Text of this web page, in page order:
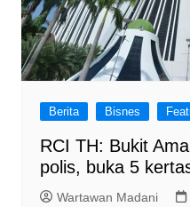
Berita Bisnes
RCI TH: Bukit
polis, buka 5
Wartawan Madani